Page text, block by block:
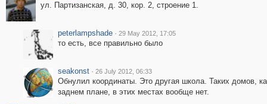
ул. Партизанская, д. 30, кор. 2, строение 1.
peterlampshade · 29 May 2012, 17:05
то есть, все правильно было
seakonst · 26 July 2012, 06:33
Обнулил координаты. Это другая школа. Таких домов,
заднем плане, в этих местах вообще нет.